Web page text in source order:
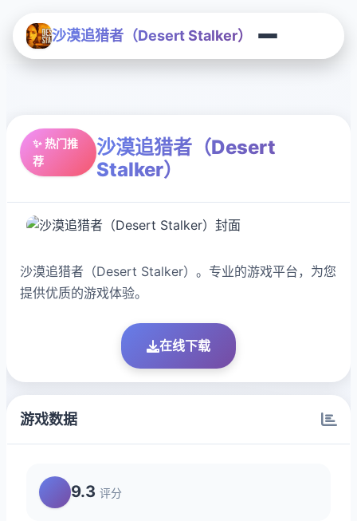
沙漠追猎者（Desert Stalker）
✨ 热门推
荐
沙漠追猎者（Desert
Stalker）
沙漠追猎者（Desert Stalker）。专业的游戏平台，为您
提供优质的游戏体验。
在线下载
游戏数据
9.3 评分